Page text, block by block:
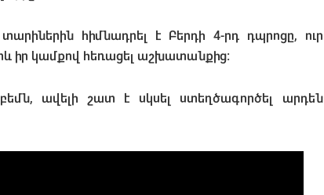
հիմնադրել է Բերդի 4-րդ դպրոցը, ուր
իր կամքով հեռացել աշխատանքից։
ավելի շատ է սկսել ստեղծագործել արդեն